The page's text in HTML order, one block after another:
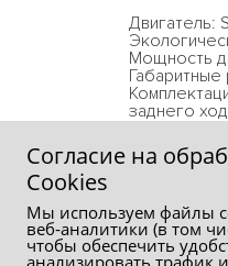
Двигатель:
Мощность
заднего
Согласие на
Сookies
Мы используем файлы
веб‑аналитики (в том
чтобы обеспечить
анализировать трафик